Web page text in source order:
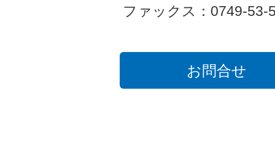
ファックス：0749-53-
お問合せ